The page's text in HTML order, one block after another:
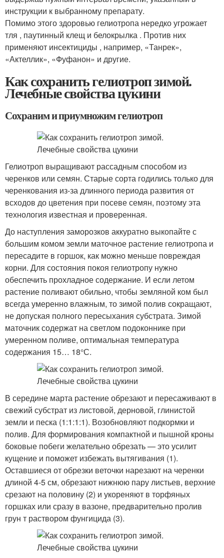
инструкции к выбранному препарату.
Помимо этого здоровью гелиотропа нередко угрожает
тля , паутинный клещ и белокрылка . Против них
применяют инсектициды , например, «Танрек»,
«Актеллик», «Фуфанон» и другие.
Как сохранить гелиотроп зимой.
Лечебные свойства цукини
Сохраним и приумножим гелиотроп
Гелиотроп выращивают рассадным способом из
черенков или семян. Старые сорта годились только для
черенкования из-за длинного периода развития от
всходов до цветения при посеве семян, поэтому эта
технология известная и проверенная.
До наступления заморозков аккуратно выкопайте с
большим комом земли маточное растение гелиотропа и
пересадите в горшок, как можно меньше повреждая
корни. Для состояния покоя гелиотропу нужно
обеспечить прохладное содержание. И если летом
растение поливают обильно, чтобы земляной ком был
всегда умеренно влажным, то зимой полив сокращают,
не допуская полного пересыхания субстрата. Зимой
маточник содержат на светлом подоконнике при
умеренном поливе, оптимальная температура
содержания 15… 18°С.
В середине марта растение обрезают и пересаживают в
свежий субстрат из листовой, дерновой, глинистой
земли и песка (1:1:1:1). Возобновляют подкормки и
полив. Для формирования компактной и пышной кроны
боковые побеги желательно обрезать — это усилит
кущение и поможет избежать вытягивания (1).
Оставшиеся от обрезки веточки нарезают на черенки
длиной 4-5 см, обрезают нижнюю пару листьев, верхние
срезают на половину (2) и укореняют в торфяных
горшках или сразу в вазоне, предварительно пролив
грун т раствором фунгицида (3).